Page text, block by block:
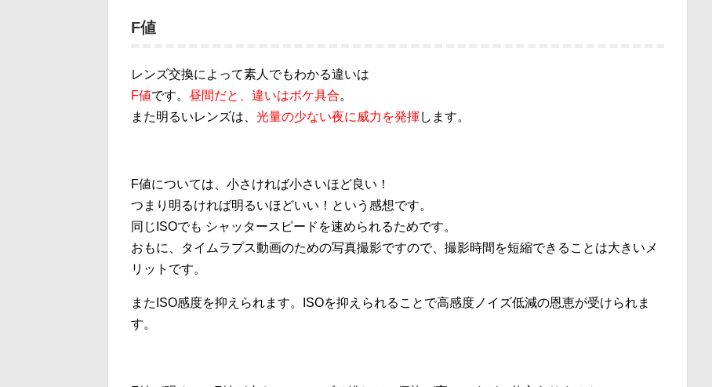
F値
レンズ交換によって素人でもわかる違いは
F値です。 昼間だと、違いはボケ具合。
また明るいレンズは、 光量の少ない夜に威力を発揮 します。
F値については、小さければ小さいほど良い！
つまり明るければ明るいほどいい！という感想です。
同じISOでも シャッタースピードを速められるためです。
おもに、タイムラプス動画のための写真撮影ですので、撮影時間を短縮できることは大きいメ
リットです。
またISO感度を抑えられます。ISOを抑えられることで高感度ノイズ低減の恩恵が受けられま
す。